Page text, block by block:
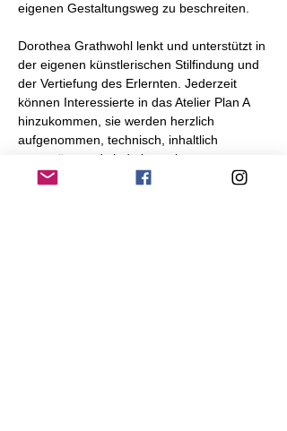
eigenen Gestaltungsweg zu beschreiten.
Dorothea Grathwohl lenkt und unterstützt in
der eigenen künstlerischen Stilfindung und
der Vertiefung des Erlernten. Jederzeit
können Interessierte in das Atelier Plan A
hinzukommen, sie werden herzlich
aufgenommen, technisch, inhaltlich
unterstützt und sind eine echte
Bereicherung für die Gruppe